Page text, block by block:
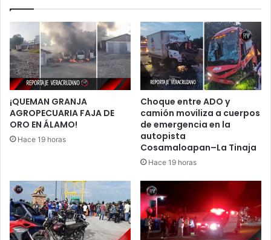
¡QUEMAN GRANJA
AGROPECUARIA FAJA DE
ORO EN ÁLAMO!
Hace 19 horas
Choque entre ADO y
camión moviliza a cuerpos
de emergencia en la
autopista
Cosamaloapan–La Tinaja
Hace 19 horas